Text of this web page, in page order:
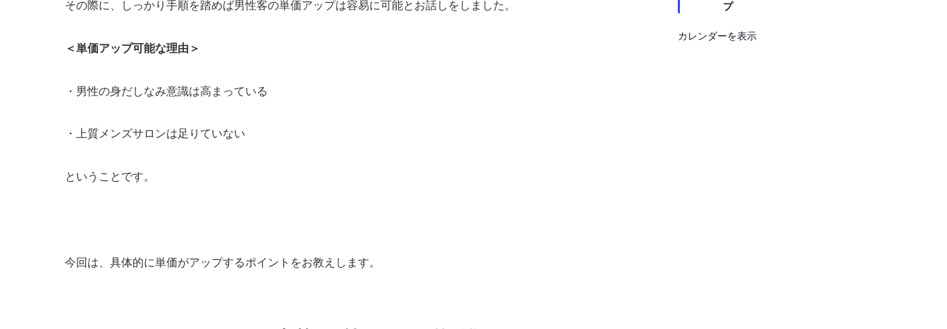
その際に、しっかり手順を踏めば男性客の単価アップは容易に可能とお話しをしました。
＜単価アップ可能な理由＞
・男性の身だしなみ意識は高まっている
・上質メンズサロンは足りていない
ということです。
今回は、具体的に単価がアップするポイントをお教えします。
プ
カレンダーを表示